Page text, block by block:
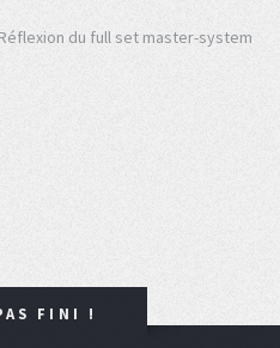
du full set master-system
FINI !